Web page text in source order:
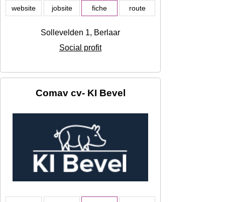
website jobsite fiche route
Sollevelden 1, Berlaar
Social profit
Comav cv- KI Bevel